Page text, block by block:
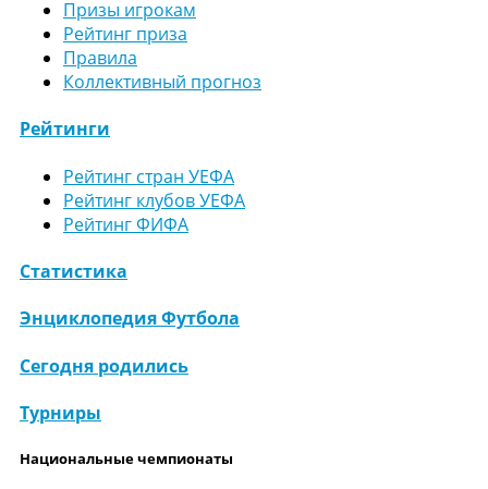
Призы игрокам
Рейтинг приза
Правила
Коллективный прогноз
Рейтинги
Рейтинг стран УЕФА
Рейтинг клубов УЕФА
Рейтинг ФИФА
Статистика
Энциклопедия Футбола
Сегодня родились
Турниры
Национальные чемпионаты